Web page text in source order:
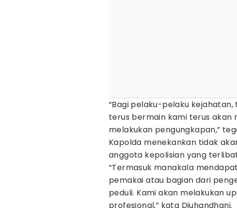
“Bagi pelaku-pelaku
terus bermain kami terus akan
melakukan pengungkapan,”
Kapolda menekankan tidak
anggota kepolisian yang
“Termasuk manakala
pemakai atau bagian dari
peduli. Kami akan melakukan
profesional,” kata Djuhandhani.